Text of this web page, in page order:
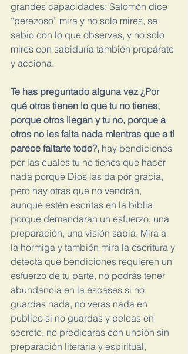
grandes capacidades; Salomón dice
“perezoso” mira y no solo mires, se
sabio con lo que observas, y no solo
mires con sabiduría también prepárate
y acciona.
Te has preguntado alguna vez ¿Por
qué otros tienen lo que tu no tienes,
porque otros llegan y tu no, porque a
otros no les falta nada mientras que a ti
parece faltarte todo?, hay bendiciones
por las cuales tu no tienes que hacer
nada porque Dios las da por gracia,
pero hay otras que no vendrán,
aunque estén escritas en la biblia
porque demandaran un esfuerzo, una
preparación, una visión sabia. Mira a
la hormiga y también mira la escritura y
detecta que bendiciones requieren un
esfuerzo de tu parte, no podrás tener
abundancia en la escases si no
guardas nada, no veras nada en
publico si no guardas y peleas en
secreto, no predicaras con unción sin
preparación literaria y espiritual,